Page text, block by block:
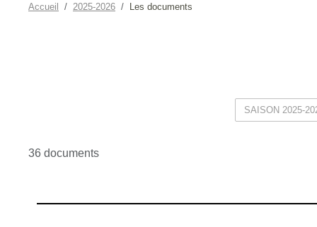
Accueil 2025-2026 Les documents
36 documents